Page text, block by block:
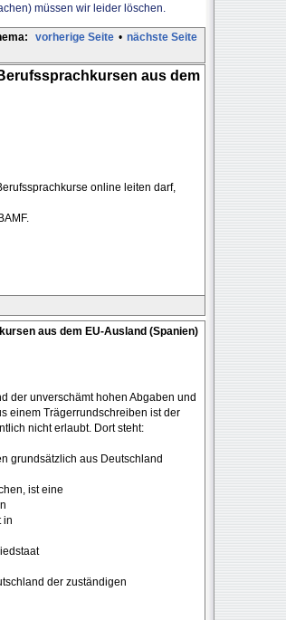
müssen wir leider löschen.
vorherige Seite • nächste Seite
aus dem
online leiten darf,
aus dem EU-Ausland (Spanien)
der unverschämt hohen Abgaben und
einem Trägerrundschreiben ist der
nicht erlaubt. Dort steht:
grundsätzlich aus Deutschland
ist eine
in
der zuständigen